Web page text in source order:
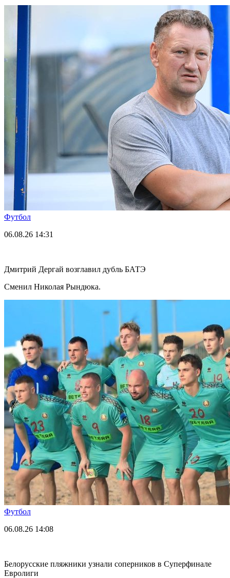
Футбол
06.08.26 14:31
Дмитрий Дергай возглавил дубль БАТЭ
Сменил Николая Рындюка.
Футбол
06.08.26 14:08
Белорусские пляжники узнали соперников в Суперфинале
Евролиги